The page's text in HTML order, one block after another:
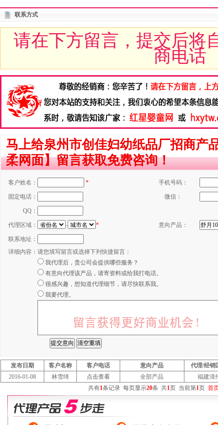
联系方式
请在下方留言，提交后将
商电话
马上给泉州市创佳妇幼纸品厂招商产
柔网面】留言获取免费咨询！
客户姓名： * 手机号码：
固定电话： 微信：
QQ：
代理区域： - * 意向产品：
联系地址：
详细内容： 请您填写留言或选择下列快捷留言：
我代理后，贵公司会提供哪些服务？
有意向代理该产品，请寄资料或给我打电话。
很感兴趣，想知道代理细节，请尽快联系我。
我要代理。
发布日期 客户名称 客户电话 意向产品
代理/经销
2016-01-08
林雪绮 点击查看 全部产品
福建漳
共有1条记录 每页显示20条 共1页 当前第1页 首